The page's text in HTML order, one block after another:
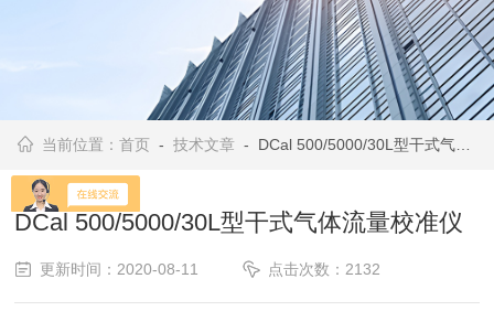
当前位置：首页 -技术文章 - DCal 500/5000/30L型干式气体流量校准仪
DCal 500/5000/30L型干式气体流量校准仪
更新时间：2020-08-11 点击次数：2132